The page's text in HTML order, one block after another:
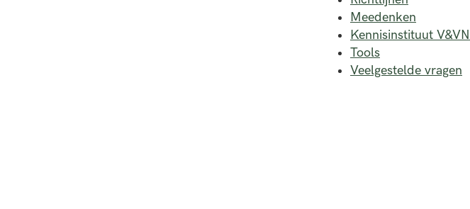
Meedenken
Kennisinstituut V&VN
Tools
Veelgestelde vragen